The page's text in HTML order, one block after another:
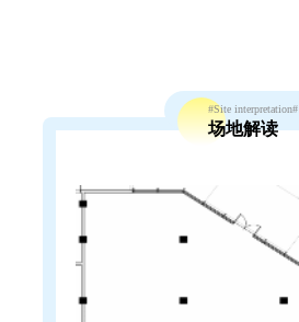
#Site interpretation#
场地解读